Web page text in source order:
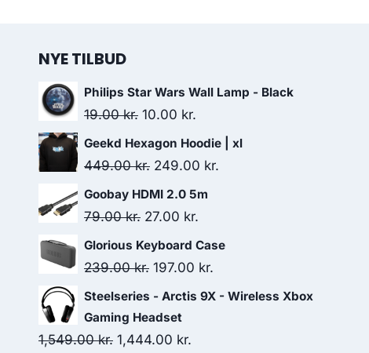
NYE TILBUD
Philips Star Wars Wall Lamp - Black
19.00kr. Original
price
was:
10.00 kr.
price
is:
Geekd Hexagon Hoodie | xl
449.00kr. Original
price
was:
249.00 kr.
Goobay HDMI 2.0 5m
79.00kr. Original
price
was:
27.00 kr.
price
is:
Glorious Keyboard Case
239.00kr. Original
price
was:
239.00 kr..
197.00 kr.
price
Steelseries - Arctis 9X - Wireless Xbox
Gaming Headset
1,549.00kr. Original
1,444.00 kr.